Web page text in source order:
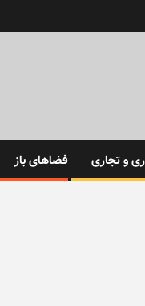
و تجاری فضاهای باز